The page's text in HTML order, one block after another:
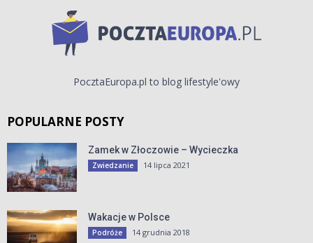
PocztaEuropa.pl to blog lifestyle'owy
POPULARNE POSTY
Zamek w Złoczowie – Wycieczka
Zwiedzanie 14 lipca 2021
Wakacje w Polsce
Podróże 14 grudnia 2018